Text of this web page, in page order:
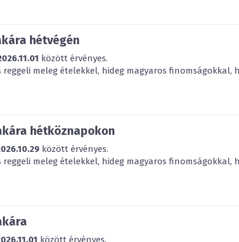
hétvégén
között érvényes.
reggeli meleg ételekkel, hideg magyaros finomságokkal,
hétköznapokon
között érvényes.
reggeli meleg ételekkel, hideg magyaros finomságokkal,
között érvényes.